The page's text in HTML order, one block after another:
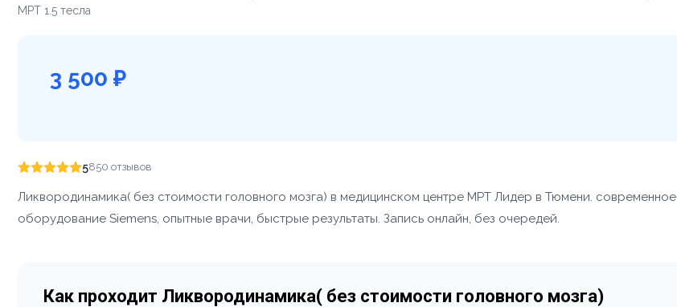
МРТ 1.5 тесла
3 500 ₽
5850 отзывов
Ликвородинамика( без стоимости головного мозга) в медицинском центре МРТ Лидер в Тюмени. современное
оборудование Siemens, опытные врачи, быстрые результаты. Запись онлайн, без очередей.
Как проходит Ликвородинамика( без стоимости головного мозга)